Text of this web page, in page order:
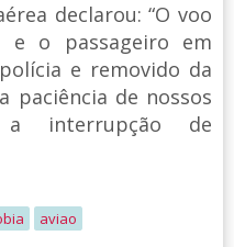
declarou: “O voo
e o passageiro em
e removido da
paciência de nossos
a interrupção de
aviao